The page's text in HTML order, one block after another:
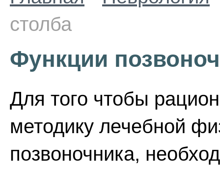
столба
Функции
Для того чтобы
методику лечебной
позвоночника,